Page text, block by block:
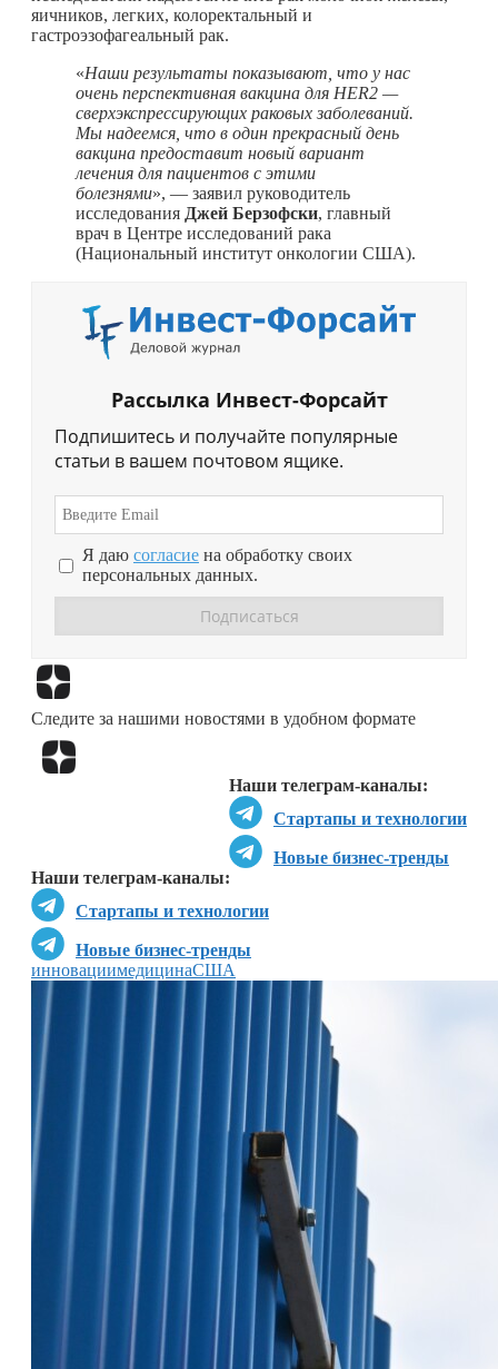
яичников, легких, колоректальный и
гастроэзофагеальный рак.
«Наши результаты показывают, что у нас
очень перспективная вакцина для HER2 —
сверхэкспрессирующих раковых заболеваний.
Мы надеемся, что в один прекрасный день
вакцина предоставит новый вариант
лечения для пациентов с этими
болезнями», — заявил руководитель
исследования Джей Берзофски, главный
врач в Центре исследований рака
(Национальный институт онкологии США).
Рассылка Инвест-Форсайт
Подпишитесь и получайте популярные
статьи в вашем почтовом ящике.
Я даю согласие на обработку своих
персональных данных.
Следите за нашими новостями в удобном формате
Наши телеграм-каналы:
Стартапы и технологии
Новые бизнес-тренды
Наши телеграм-каналы:
Стартапы и технологии
Новые бизнес-тренды
инновациимедицинаСША